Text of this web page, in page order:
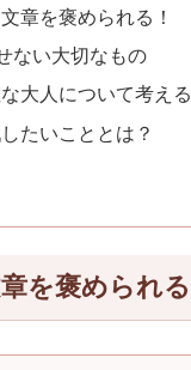
章を褒められる！
ない大切なもの
大人について考える
たいこととは？
を褒められる